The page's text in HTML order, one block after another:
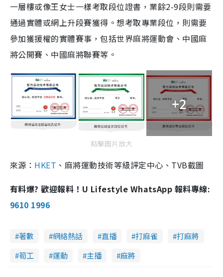
一層樓或像王女士一樣考取段位證書，業餘2-9段則需要
通過實體或網上升段賽獲得。想考取專業段位，則需要
參加獲援權的實體賽事，包括世界麻將運動會、中國麻
將公開賽、中國麻將聯賽等。
+2
點擊圖片放大
來源： HKET 、麻將運動技術等級評定中心、TVB截圖
有料爆? 歡迎報料！U Lifestyle WhatsApp 報料專線:
9610 1996
著數 網絡熱話 直播 打麻雀
打麻將
筍工
運動 主播 麻將